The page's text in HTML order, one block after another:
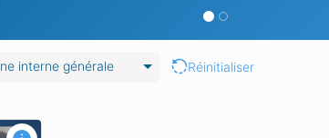
interne générale Réinitialiser